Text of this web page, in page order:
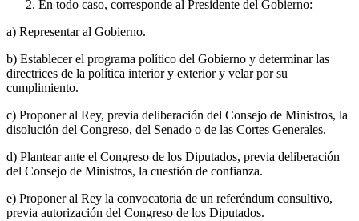
En todo caso, corresponde al Presidente del Gobierno:
a) Representar al Gobierno.
b) Establecer el programa político del Gobierno y determinar las
directrices de la política interior y exterior y velar por su
cumplimiento.
c) Proponer al Rey, previa deliberación del Consejo de Ministros, la
disolución del Congreso, del Senado o de las Cortes Generales.
d) Plantear ante el Congreso de los Diputados, previa deliberación
del Consejo de Ministros, la cuestión de confianza.
e) Proponer al Rey la convocatoria de un referéndum consultivo,
previa autorización del Congreso de los Diputados.